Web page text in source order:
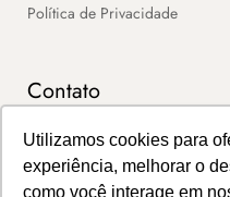
Utilizamos cookies para
experiência, melhorar o
como você interage em
Política de Privacidade
Contato
SAC
Contato
Portal de Boletos